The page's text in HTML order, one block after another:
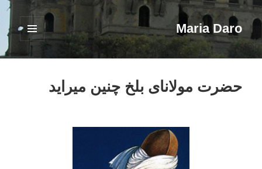
Maria Daro
فهرست
ابزارک‌ها
حضرت مولانای بلخ چنین میراید